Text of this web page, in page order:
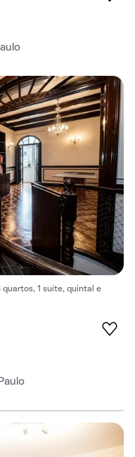
quartos, 1 suíte, quintal e